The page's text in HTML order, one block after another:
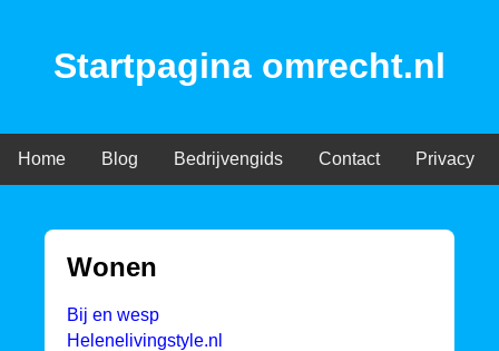
Startpagina omrecht.nl
Home Blog Bedrijvengids Contact Privacy
Wonen
Bij en wesp
Helenelivingstyle.nl